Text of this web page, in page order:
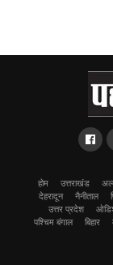
होम उत्तराखंड
देहरादून
नैनीताल
उत्तर प्रदेश
पश्चिम बंगाल
बिहार